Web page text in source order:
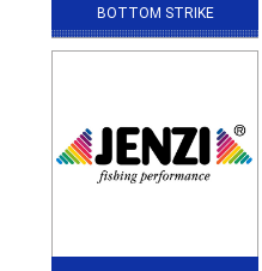
BOTTOM STRIKE